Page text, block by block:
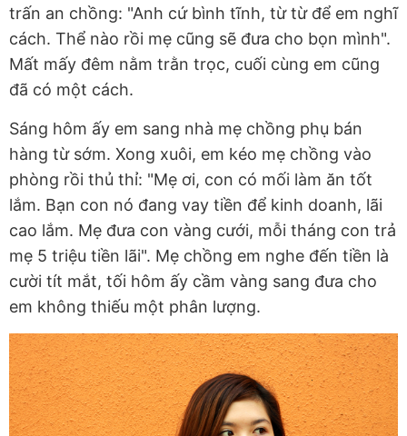
trấn an chồng: "Anh cứ bình tĩnh, từ từ để em nghĩ
cách. Thể nào rồi mẹ cũng sẽ đưa cho bọn mình".
Mất mấy đêm nằm trằn trọc, cuối cùng em cũng
đã có một cách.
Sáng hôm ấy em sang nhà mẹ chồng phụ bán
hàng từ sớm. Xong xuôi, em kéo mẹ chồng vào
phòng rồi thủ thỉ: "Mẹ ơi, con có mối làm ăn tốt
lắm. Bạn con nó đang vay tiền để kinh doanh, lãi
cao lắm. Mẹ đưa con vàng cưới, mỗi tháng con trả
mẹ 5 triệu tiền lãi". Mẹ chồng em nghe đến tiền là
cười tít mắt, tối hôm ấy cầm vàng sang đưa cho
em không thiếu một phân lượng.